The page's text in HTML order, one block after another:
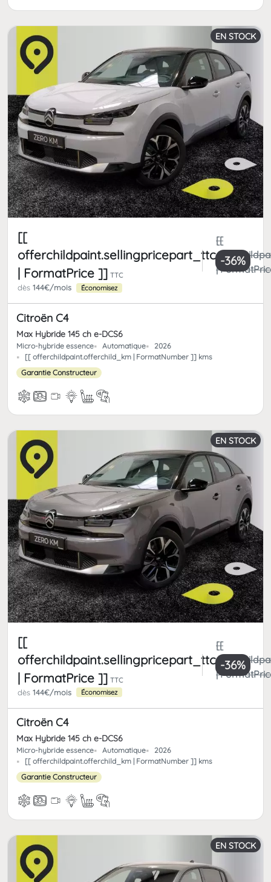
EN STOCK
[[
offerchildpaint.sellingpricepart_ttc
| FormatPrice ]] TTC
[[
|
dès 144€/mois Économisez
-36%
Citroën C4
Max Hybride 145 ch e-DCS6
Micro-hybride essence Automatique
2026
[[ offerchildpaint.offerchild_km | FormatNumber ]] kms
Garantie Constructeur
EN STOCK
[[
offerchildpaint.sellingpricepart_ttc
| FormatPrice ]] TTC
[[
|
dès 144€/mois Économisez
-36%
Citroën C4
Max Hybride 145 ch e-DCS6
Micro-hybride essence Automatique
2026
[[ offerchildpaint.offerchild_km | FormatNumber ]] kms
Garantie Constructeur
EN STOCK